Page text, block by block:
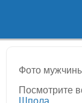
Фото
Посмотрите
Шпола